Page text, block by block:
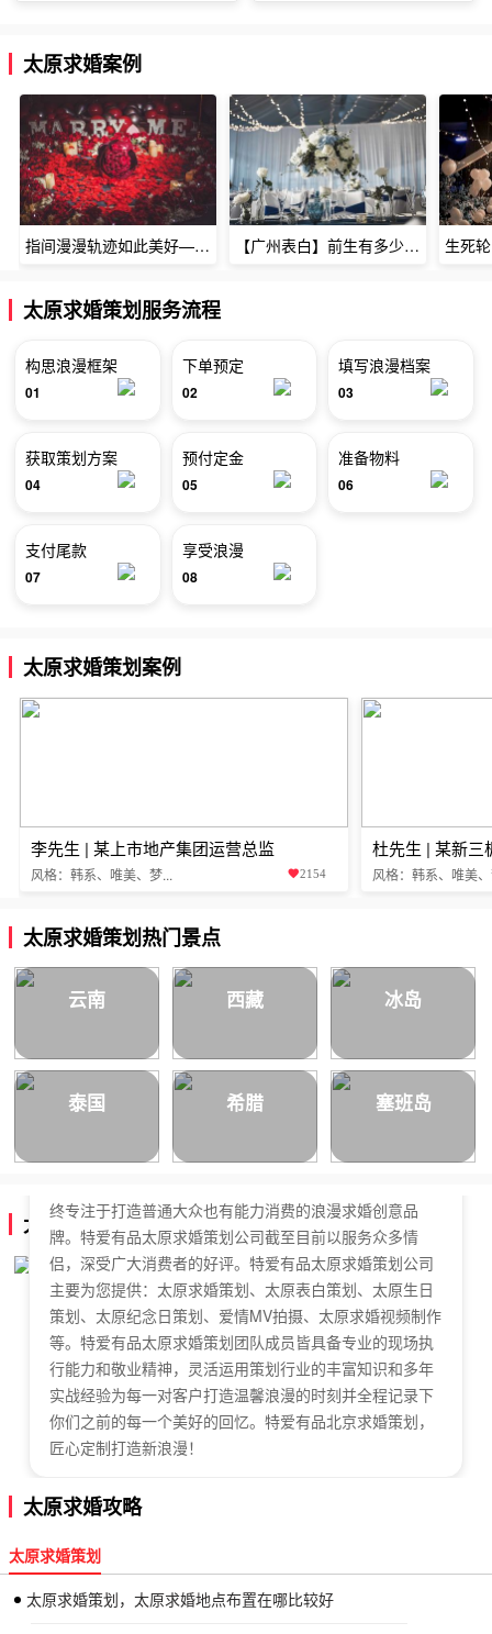
太原求婚案例
指间漫漫轨迹如此美好——深圳烈焰玫瑰生日惊喜 【广州表白】前生有多少未尽的缘7张
太原求婚策划服务流程
构思浪漫框架
01
下单预定
02
填写浪漫档案
03
获取策划方案
04
预付定金
05
准备物料
06
支付尾款
07
享受浪漫
08
太原求婚策划案例
李先生 | 某上市地产集团运营总监
风格：韩系、唯美、梦... 2154
杜先生 | 某新三
风格：韩系、唯美
太原求婚策划热门景点
云南 西藏 冰岛
泰国 希腊 塞班岛
太原求婚策划公司简介
特爱有品太原求婚策划公司，于2018年正式成立，是国内
终专注于打造普通大众也有能力消费的浪漫求婚创意品
牌。特爱有品太原求婚策划公司截至目前以服务众多情
侣，深受广大消费者的好评。特爱有品太原求婚策划公司
主要为您提供：太原求婚策划、太原表白策划、太原生日
策划、太原纪念日策划、爱情MV拍摄、太原求婚视频制作
等。特爱有品太原求婚策划团队成员皆具备专业的现场执
行能力和敬业精神，灵活运用策划行业的丰富知识和多年
实战经验为每一对客户打造温馨浪漫的时刻并全程记录下
你们之前的每一个美好的回忆。特爱有品北京求婚策划，
匠心定制打造新浪漫！
太原求婚攻略
太原求婚策划
太原求婚策划，太原求婚地点布置在哪比较好